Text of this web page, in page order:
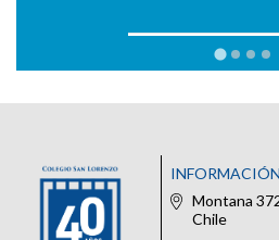
Montana
Chile